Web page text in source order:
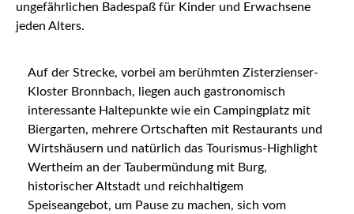
ungefährlichen Badespaß für Kinder und Erwachsene
jeden Alters.
Auf der Strecke, vorbei am berühmten Zisterzienser-
Kloster Bronnbach, liegen auch gastronomisch
interessante Haltepunkte wie ein Campingplatz mit
Biergarten, mehrere Ortschaften mit Restaurants und
Wirtshäusern und natürlich das Tourismus-Highlight
Wertheim an der Taubermündung mit Burg,
historischer Altstadt und reichhaltigem
Speiseangebot, um Pause zu machen, sich vom